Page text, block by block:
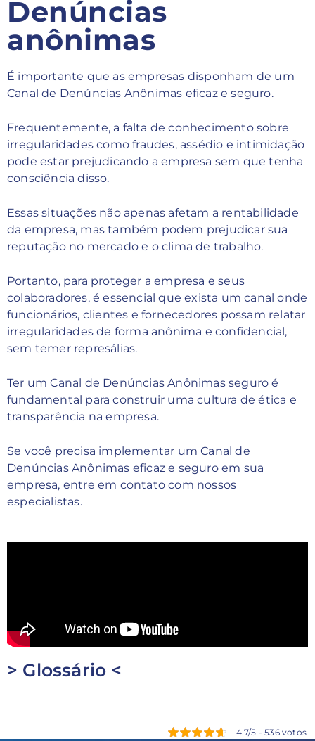
Denúncias
anônimas
É importante que as empresas disponham de um
Canal de Denúncias Anônimas eficaz e seguro.
Frequentemente, a falta de conhecimento sobre
irregularidades como fraudes, assédio e intimidação
pode estar prejudicando a empresa sem que tenha
consciência disso.
Essas situações não apenas afetam a rentabilidade
da empresa, mas também podem prejudicar sua
reputação no mercado e o clima de trabalho.
Portanto, para proteger a empresa e seus
colaboradores, é essencial que exista um canal onde
funcionários, clientes e fornecedores possam relatar
irregularidades de forma anônima e confidencial,
sem temer represálias.
Ter um Canal de Denúncias Anônimas seguro é
fundamental para construir uma cultura de ética e
transparência na empresa.
Se você precisa implementar um Canal de
Denúncias Anônimas eficaz e seguro em sua
empresa, entre em contato com nossos
especialistas.
> Glossário <
4.7/5 - 536 votos